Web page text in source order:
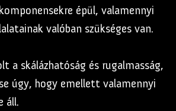
épül, valamennyi
valóban szükséges van.
a skálázhatóság és rugalmasság,
úgy, hogy emellett valamennyi
áll.